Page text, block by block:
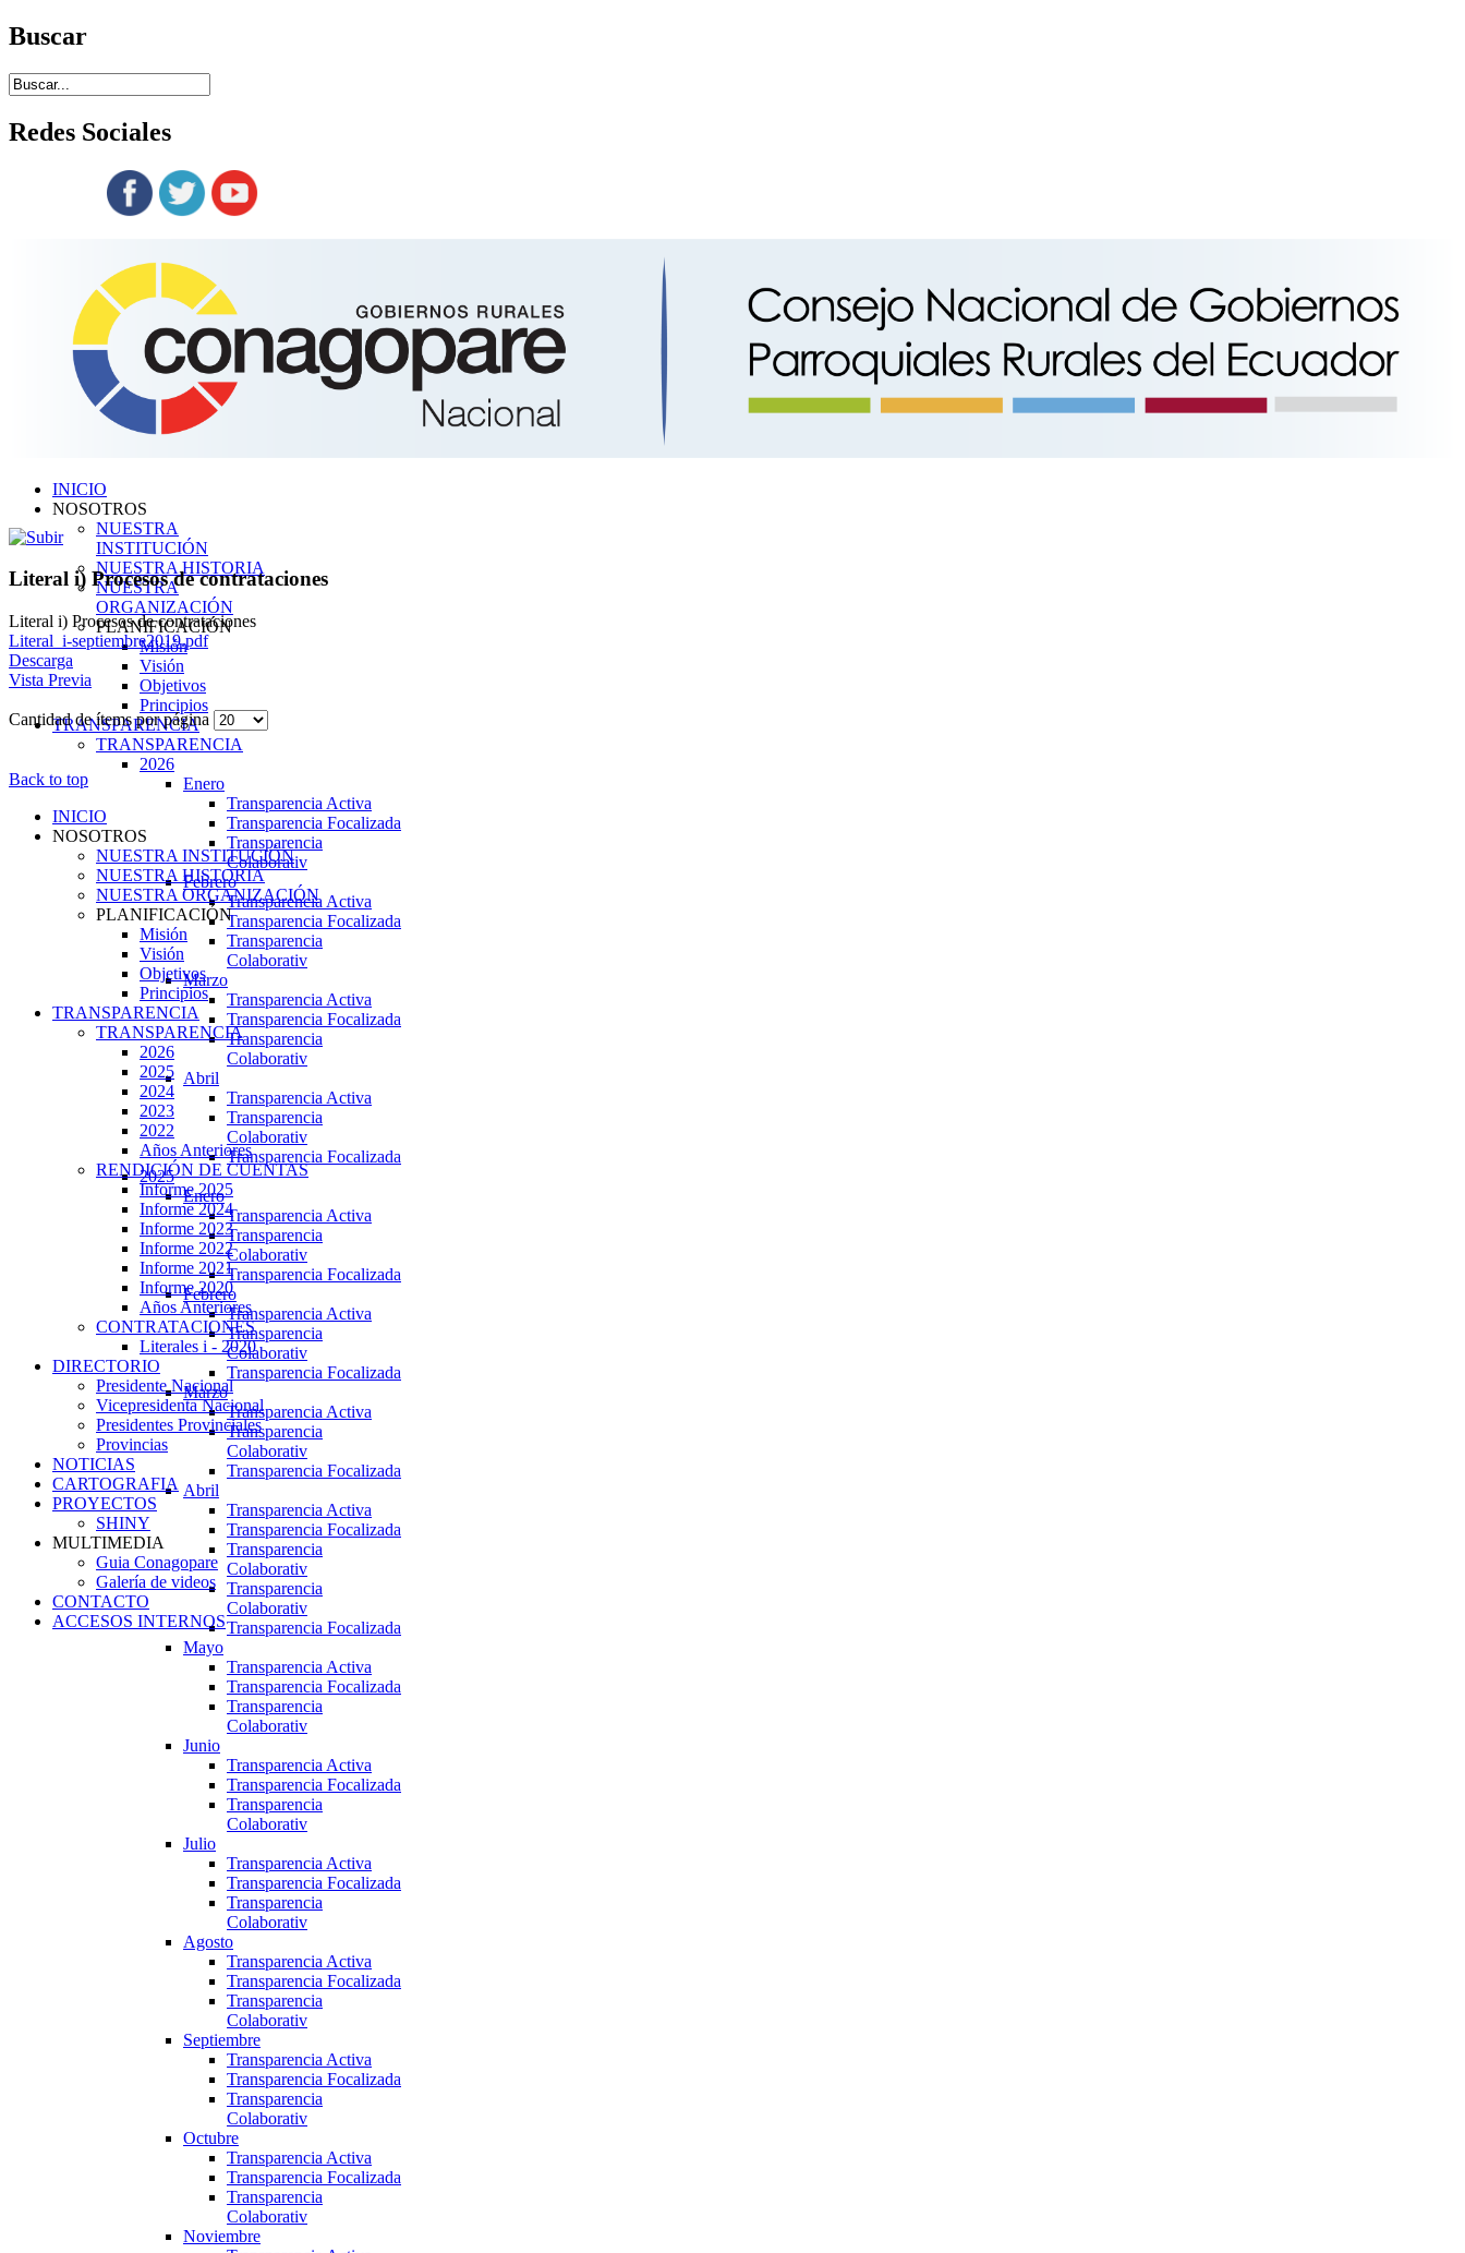
Buscar
Redes Sociales
INICIO
NOSOTROS
NUESTRA
INSTITUCIÓN
NUESTRA HISTORIA
NUESTRA
ORGANIZACIÓN
PLANIFICACIÓN
Misión
Visión
Objetivos
Principios
TRANSPARENCIA
TRANSPARENCIA
2026
Enero
Transparencia Activa
Transparencia Focalizada
Transparencia
Colaborativ
Febrero
Transparencia Activa
Transparencia Focalizada
Transparencia
Colaborativ
Marzo
Transparencia Activa
Transparencia Focalizada
Transparencia
Colaborativ
Abril
Transparencia Activa
Transparencia
Colaborativ
Transparencia Focalizada
2025
Enero
Transparencia Activa
Transparencia
Colaborativ
Transparencia Focalizada
Febrero
Transparencia Activa
Transparencia
Colaborativ
Transparencia Focalizada
Marzo
Transparencia Activa
Transparencia
Colaborativ
Transparencia Focalizada
Abril
Transparencia Activa
Transparencia Focalizada
Transparencia
Colaborativ
Transparencia
Colaborativ
Transparencia Focalizada
Mayo
Transparencia Activa
Transparencia Focalizada
Transparencia
Colaborativ
Junio
Transparencia Activa
Transparencia Focalizada
Transparencia
Colaborativ
Julio
Transparencia Activa
Transparencia Focalizada
Transparencia
Colaborativ
Agosto
Transparencia Activa
Transparencia Focalizada
Transparencia
Colaborativ
Septiembre
Transparencia Activa
Transparencia Focalizada
Transparencia
Colaborativ
Octubre
Transparencia Activa
Transparencia Focalizada
Transparencia
Colaborativ
Noviembre
Literal i) Procesos de contrataciones
Literal i) Procesos de contrataciones
Literal_i-septiembre2019.pdf
Descarga
Vista Previa
Cantidad de ítems por página
Back to top
INICIO
NOSOTROS
NUESTRA INSTITUCIÓN
NUESTRA HISTORIA
NUESTRA ORGANIZACIÓN
PLANIFICACIÓN
Misión
Visión
Objetivos
Principios
TRANSPARENCIA
TRANSPARENCIA
2026
2025
2024
2023
2022
Años Anteriores
RENDICIÓN DE CUENTAS
Informe 2025
Informe 2024
Informe 2023
Informe 2022
Informe 2021
Informe 2020
Años Anteriores
CONTRATACIONES
Literales i - 2020
DIRECTORIO
Presidente Nacional
Vicepresidenta Nacional
Presidentes Provinciales
Provincias
NOTICIAS
CARTOGRAFIA
PROYECTOS
SHINY
MULTIMEDIA
Guia Conagopare
Galería de videos
CONTACTO
ACCESOS INTERNOS